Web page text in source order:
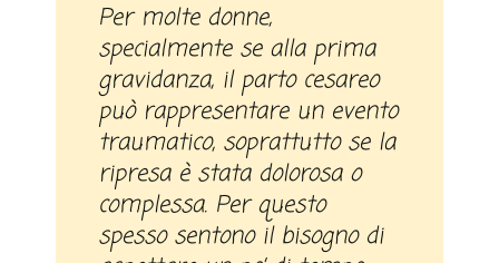
Per molte donne,
specialmente se alla prima
gravidanza, il parto cesareo
può rappresentare un evento
traumatico, soprattutto se la
ripresa è stata dolorosa o
complessa. Per questo
spesso sentono il bisogno di